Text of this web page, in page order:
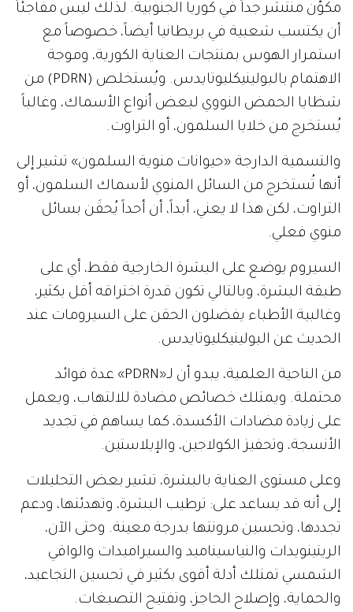
مكوّن منتشر جداً في كوريا الجنوبية. لذلك ليس مفاجئاً
أن يكتسب شعبية في بريطانيا أيضاً، خصوصاً مع
استمرار الهوس بمنتجات العناية الكورية، وموجة
الاهتمام بالبولينيكليوتايدس. ويُستخلص (PDRN) من
شظايا الحمض النووي لبعض أنواع الأسماك، وغالباً
يُستخرج من خلايا السلمون، أو التراوت.
والتسمية الدارجة «حيوانات منوية السلمون» تشير إلى
أنها تُستخرج من السائل المنوي لأسماك السلمون، أو
التراوت، لكن هذا لا يعني، أبداً، أن أحداً يُحقَن بسائل
منوي فعلي.
السيروم يوضع على البشرة الخارجية فقط، أي على
طبقة البشرة، وبالتالي تكون قدرة اختراقه أقل بكثير،
وغالبية الأطباء يفضلون الحقن على السيرومات عند
الحديث عن البولينيكليوتايدس.
من الناحية العلمية، يبدو أن لـ«PDRN» عدة فوائد
محتملة. ويمتلك خصائص مضادة للالتهاب، ويعمل
على زيادة مضادات الأكسدة، كما يساهم في تجديد
الأنسجة، وتحفيز الكولاجين، والإيلاستين.
وعلى مستوى العناية بالبشرة، تشير بعض التحليلات
إلى أنه قد يساعد على: ترطيب البشرة، وتهدئتها، ودعم
تجددها، وتحسين مرونتها بدرجة معينة. وحتى الآن،
الريتينويدات والنياسيناميد والسيراميدات والواقي
الشمسي تمتلك أدلة أقوى بكثير في تحسين التجاعيد،
والحماية، وإصلاح الحاجز، وتفتيح التصبغات.